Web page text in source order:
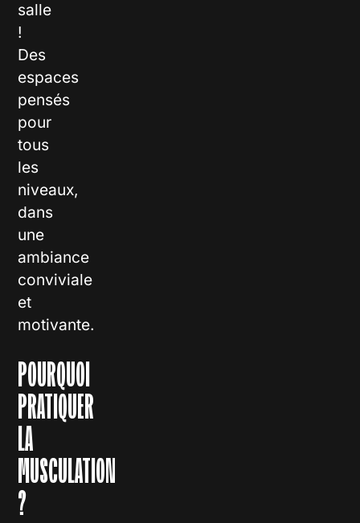
salle
!
Des
espaces
pensés
pour
tous
les
niveaux,
dans
une
ambiance
conviviale
et
motivante.
POURQUOI
PRATIQUER
LA
MUSCULATION
?